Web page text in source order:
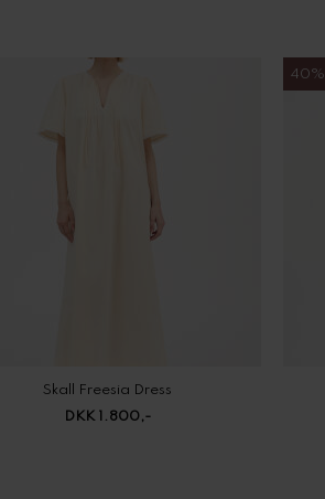
Skall Freesia Dress
DKK 1.800,-
40%